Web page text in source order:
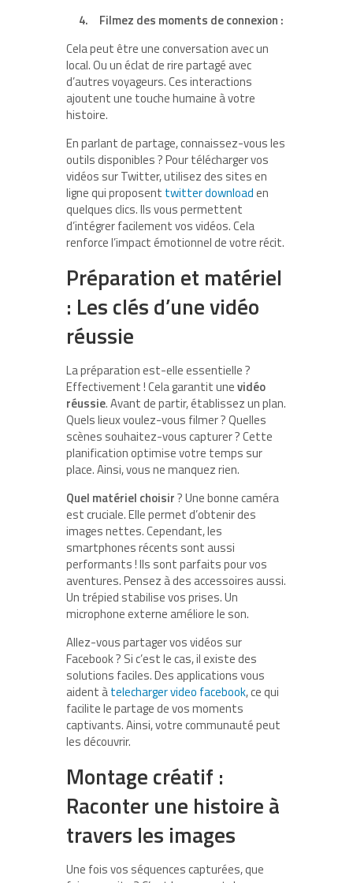
4.
Filmez des moments de connexion :
Cela peut être une conversation avec un
local. Ou un éclat de rire partagé avec
d’autres voyageurs. Ces interactions
ajoutent une touche humaine à votre
histoire.
En parlant de partage, connaissez-vous les
outils disponibles ? Pour télécharger vos
vidéos sur Twitter, utilisez des sites en
ligne qui proposent twitter downloaden
quelques clics. Ils vous permettent
d’intégrer facilement vos vidéos. Cela
renforce l’impact émotionnel de votre récit.
Préparation et matériel
: Les clés d’une vidéo
réussie
La préparation est-elle essentielle ?
Effectivement ! Cela garantit unevidéo
réussie. Avant de partir, établissez un plan.
Quels lieux voulez-vous filmer ? Quelles
scènes souhaitez-vous capturer ? Cette
planification optimise votre temps sur
place. Ainsi, vous ne manquez rien.
Quel matériel choisir? Une bonne caméra
est cruciale. Elle permet d’obtenir des
images nettes. Cependant, les
smartphones récents sont aussi
performants ! Ils sont parfaits pour vos
aventures. Pensez à des accessoires aussi.
Un trépied stabilise vos prises. Un
microphone externe améliore le son.
Allez-vous partager vos vidéos sur
Facebook ? Si c’est le cas, il existe des
solutions faciles. Des applications vous
aident àtelecharger video facebook, ce qui
facilite le partage de vos moments
captivants. Ainsi, votre communauté peut
les découvrir.
Montage créatif :
Raconter une histoire à
travers les images
Une fois vos séquences capturées, que